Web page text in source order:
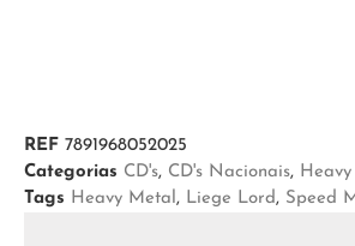
REF 7891968052025
Categorias CD's, CD's Nacionais,
Tags Heavy Metal , Liege Lord , Speed